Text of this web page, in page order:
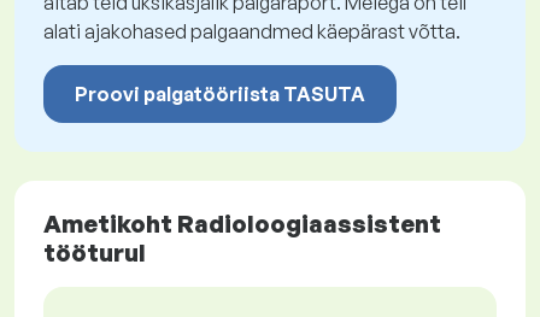
alati ajakohased palgaandmed käepärast võtta.
Proovi palgatööriista TASUTA
Ametikoht Radioloogiaassistent
tööturul